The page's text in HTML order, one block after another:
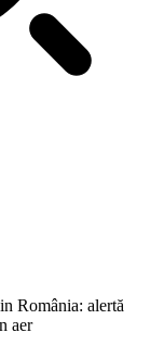
România: alertă
aer